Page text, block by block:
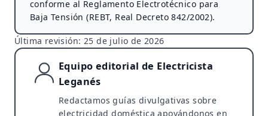
conforme al Reglamento Electrotécnico para
Baja Tensión (REBT, Real Decreto 842/2002).
Última revisión: 25 de julio de 2026
Equipo editorial de Electricista
Leganés
Redactamos guías divulgativas sobre
electricidad doméstica apoyándonos en